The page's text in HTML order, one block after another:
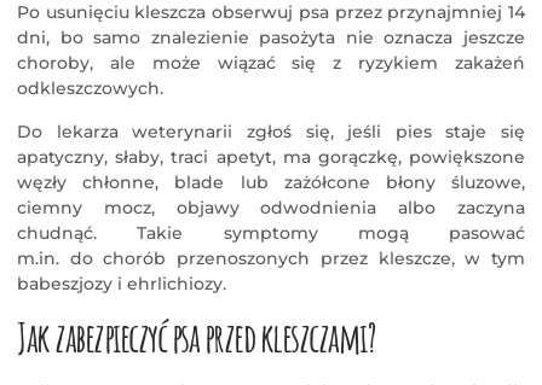
Po usunięciu kleszcza obserwuj psa przez przynajmniej 14
dni, bo samo znalezienie pasożyta nie oznacza jeszcze
choroby, ale może wiązać się z ryzykiem zakażeń
odkleszczowych.
Do lekarza weterynarii zgłoś się, jeśli pies staje się
apatyczny, słaby, traci apetyt, ma gorączkę, powiększone
węzły chłonne, blade lub zażółcone błony śluzowe,
ciemny mocz, objawy odwodnienia albo zaczyna
chudnąć. Takie symptomy mogą pasować
m.in. do chorób przenoszonych przez kleszcze, w tym
babeszjozy i ehrlichiozy.
Jak zabezpieczyć psa przed kleszczami?